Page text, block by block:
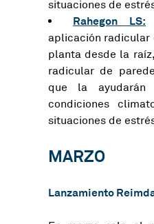
situaciones de
Rahegon LS:
aplicación radicular
planta desde la
radicular de
que la
condiciones
situaciones de
MARZO
Lanzamiento